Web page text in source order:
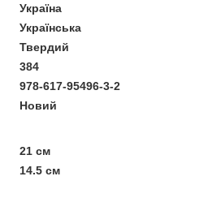
Україна
Українська
Твердий
384
978-617-95496-3-2
Новий
21 см
14.5 см